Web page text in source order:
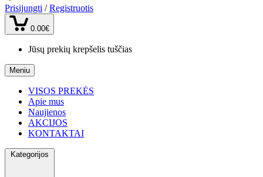
Prisijungti / Registruotis
0.00€
Jūsų prekių krepšelis tuščias
Meniu
VISOS PREKĖS
Apie mus
Naujienos
AKCIJOS
KONTAKTAI
Kategorijos